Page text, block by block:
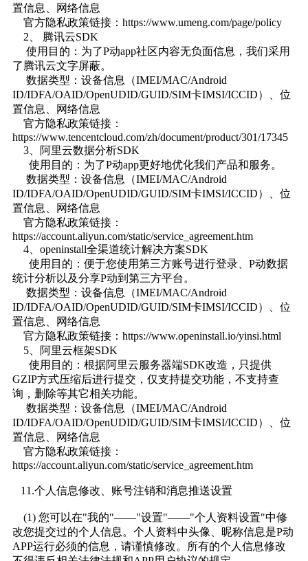
置信息、网络信息
官方隐私政策链接：https://www.umeng.com/page/policy
2、 腾讯云SDK
使用目的：为了P动app社区内容无负面信息，我们采用
了腾讯云文字屏蔽。
数据类型：设备信息（IMEI/MAC/Android
ID/IDFA/OAID/OpenUDID/GUID/SIM卡IMSI/ICCID）、位
置信息、网络信息
官方隐私政策链接：
https://www.tencentcloud.com/zh/document/product/301/17345
3、阿里云数据分析SDK
使用目的：为了P动app更好地优化我们产品和服务。
数据类型：设备信息（IMEI/MAC/Android
ID/IDFA/OAID/OpenUDID/GUID/SIM卡IMSI/ICCID）、位
置信息、网络信息
官方隐私政策链接：
https://account.aliyun.com/static/service_agreement.htm
4、openinstall全渠道统计解决方案SDK
使用目的：便于您使用第三方账号进行登录、P动数据
统计分析以及分享P动到第三方平台。
数据类型：设备信息（IMEI/MAC/Android
ID/IDFA/OAID/OpenUDID/GUID/SIM卡IMSI/ICCID）、位
置信息、网络信息
官方隐私政策链接：https://www.openinstall.io/yinsi.html
5、阿里云框架SDK
使用目的：根据阿里云服务器端SDK改造，只提供
GZIP方式压缩后进行提交，仅支持提交功能，不支持查
询，删除等其它相关功能。
数据类型：设备信息（IMEI/MAC/Android
ID/IDFA/OAID/OpenUDID/GUID/SIM卡IMSI/ICCID）、位
置信息、网络信息
官方隐私政策链接：
https://account.aliyun.com/static/service_agreement.htm
11.个人信息修改、账号注销和消息推送设置
(1) 您可以在"我的"——"设置"——"个人资料设置"中修
改您提交过的个人信息。个人资料中头像、昵称信息是P动
APP运行必须的信息，请谨慎修改。所有的个人信息修改